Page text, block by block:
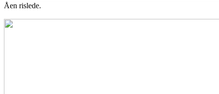
Åen rislede.